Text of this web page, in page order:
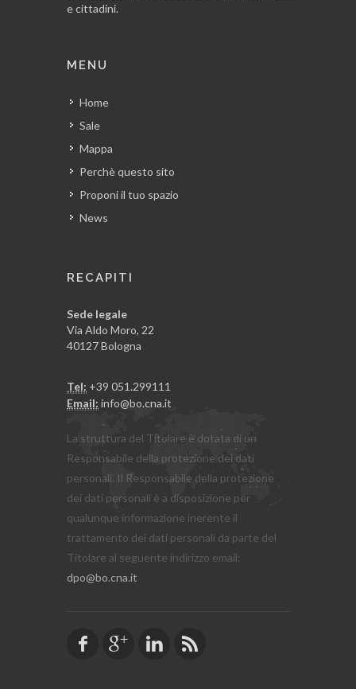
e cittadini.
MENU
Home
Sale
Mappa
Perchè questo sito
Proponi il tuo spazio
News
RECAPITI
Sede legale
Via Aldo Moro, 22
40127 Bologna
Tel: +39 051.299111
Email: info@bo.cna.it
La struttura del Titolare è dotata di un
Responsabile della protezione dei dati
personali. Il Responsabile della protezione
dei dati personali è a disposizione per
qualunque informazione inerente il
trattamento dei dati personali da parte del
Titolare al seguente indirizzo email:
dpo@bo.cna.it